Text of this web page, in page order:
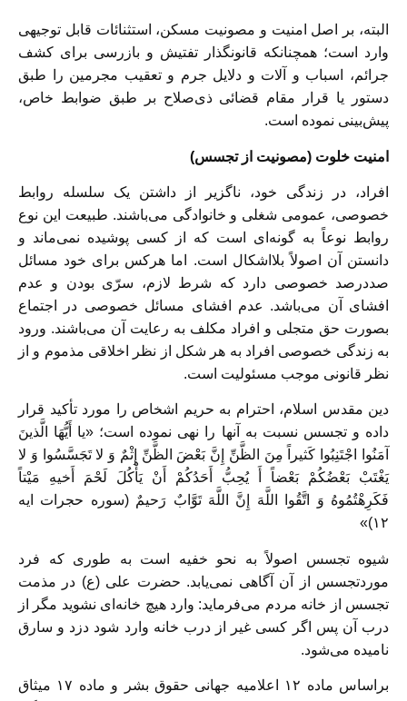
البته، بر اصل امنیت و مصونیت مسکن، استثنائات قابل توجیهی
وارد است؛ همچنانکه قانونگذار تفتیش و بازرسی برای کشف
جرائم، اسباب و آلات و دلایل جرم و تعقیب مجرمین را طبق
دستور یا قرار مقام قضائی ذی‌صلاح بر طبق ضوابط خاص،
پیش‌بینی نموده است.
امنیت خلوت (مصونیت از تجسس)
افراد، در زندگی خود، ناگزیر از داشتن یک سلسله روابط
خصوصی، عمومی شغلی و خانوادگی می‌باشند. طبیعت این نوع
روابط نوعاً به گونه‌ای است که از کسی پوشیده نمی‌ماند و
دانستن آن اصولاً بلااشکال است. اما هرکس برای خود مسائل
صددرصد خصوصی دارد که شرط لازم، سرّی بودن و عدم
افشای آن می‌باشد. عدم افشای مسائل خصوصی در اجتماع
بصورت حق متجلی و افراد مکلف به رعایت آن می‌باشند. ورود
به زندگی خصوصی افراد به هر شکل از نظر اخلاقی مذموم و از
نظر قانونی موجب مسئولیت است.
دین مقدس اسلام، احترام به حریم اشخاص را مورد تأکید قرار
داده و تجسس نسبت به آنها را نهی نموده است؛ «يا أَيُّهَا الَّذينَ
آمَنُوا اجْتَنِبُوا کَثيراً مِنَ الظَّنِّ إِنَّ بَعْضَ الظَّنِّ إِثْمٌ وَ لا تَجَسَّسُوا وَ لا
يَغْتَبْ بَعْضُکُمْ بَعْضاً أَ يُحِبُّ أَحَدُکُمْ أَنْ يَأْکُلَ لَحْمَ أَخيهِ مَيْتاً
فَکَرِهْتُمُوهُ وَ اتَّقُوا اللَّهَ إِنَّ اللَّهَ تَوَّابٌ رَحيمٌ (سوره حجرات ایه
۱۲)»
شیوه تجسس اصولاً به نحو خفیه است به طوری که فرد
موردتجسس از آن آگاهی نمی‌یابد. حضرت علی (ع) در مذمت
تجسس از خانه مردم می‌فرماید: وارد هیچ خانه‌ای نشوید مگر از
درب آن پس اگر کسی غیر از درب خانه وارد شود دزد و سارق
نامیده می‌شود.
براساس ماده ۱۲ اعلامیه جهانی حقوق بشر و ماده ۱۷ میثاق